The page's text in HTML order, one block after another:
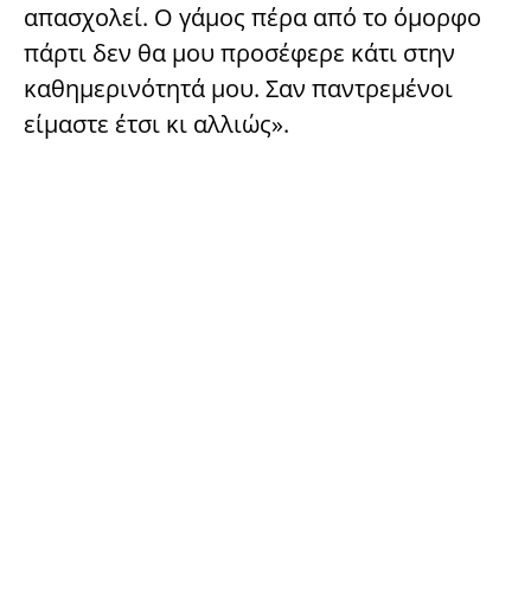
απασχολεί. Ο γάμος πέρα από το όμορφο
πάρτι δεν θα μου προσέφερε κάτι στην
καθημερινότητά μου. Σαν παντρεμένοι
είμαστε έτσι κι αλλιώς».